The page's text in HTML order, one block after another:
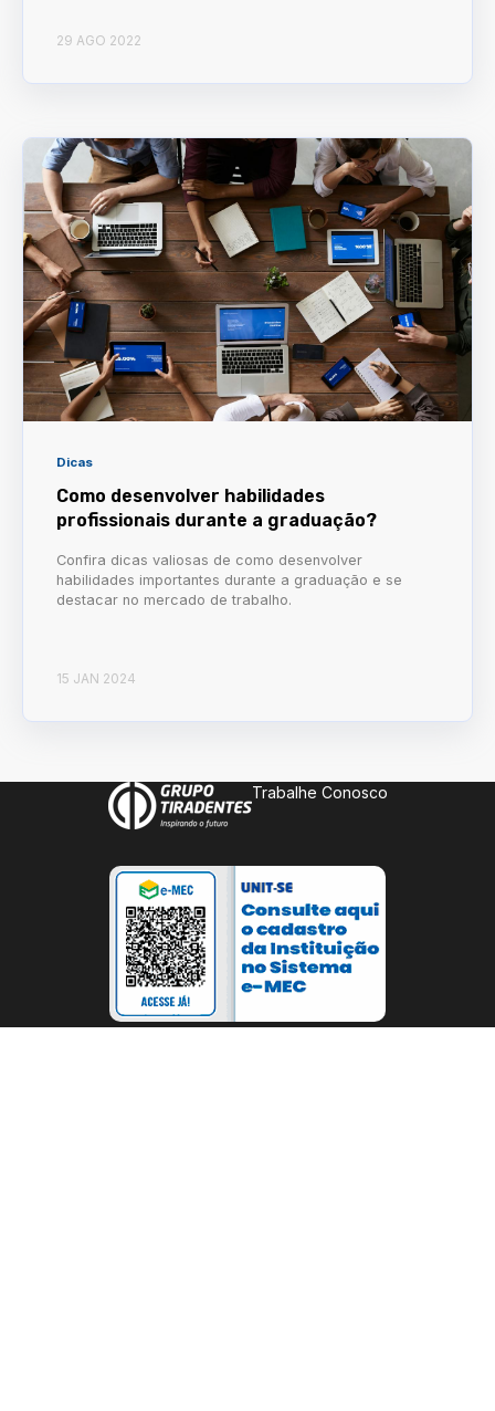
29 AGO 2022
Dicas
Como desenvolver habilidades
profissionais durante a graduação?
Confira dicas valiosas de como desenvolver
habilidades importantes durante a graduação e se
destacar no mercado de trabalho.
15 JAN 2024
Trabalhe Conosco